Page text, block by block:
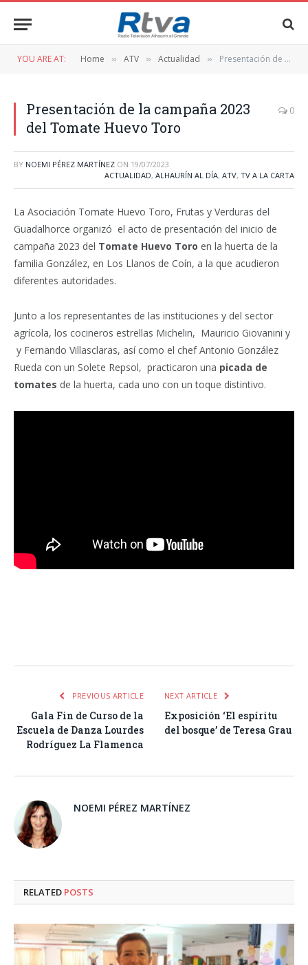
YOU ARE AT: Home » ATV » Actualidad » Presentación de la campaña 2023 del Tomate Huevo Toro
Presentación de la campaña 2023
del Tomate Huevo Toro
0
BY NOEMI PÉREZ MARTÍNEZ ON 19/07/2023
ACTUALIDAD, ALHAURÍN AL DÍA, ATV, TV A LA CARTA
La Asociación Tomate Huevo Toro, Frutas y Verduras del
Guadalhorce organizó el acto de presentación del inicio de
campaña 2023 del Tomate Huevo Toro en la huerta de la
familia González, en Los Llanos de Coín, a la que acudieron
diferentes autoridades.
Junto a los representantes de las instituciones y del sector
agrícola, los cocineros estrellas Michelin, Mauricio Giovanini y
y Fernando Villasclaras, así como el chef Antonio González
Rueda con un Solete Repsol, practicaron una picada de
tomates de la huerta, cada uno con un toque distintivo.
PREVIOUS ARTICLE
Gala Fin de Curso de la
Escuela de Danza Lourdes
Rodríguez La Flamenca
NEXT ARTICLE
Exposición ‘El espíritu
del bosque’ de Teresa Grau
NOEMI PÉREZ MARTÍNEZ
RELATED POSTS